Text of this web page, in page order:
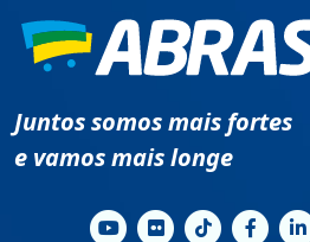
Juntos somos mais fortes
e vamos mais longe